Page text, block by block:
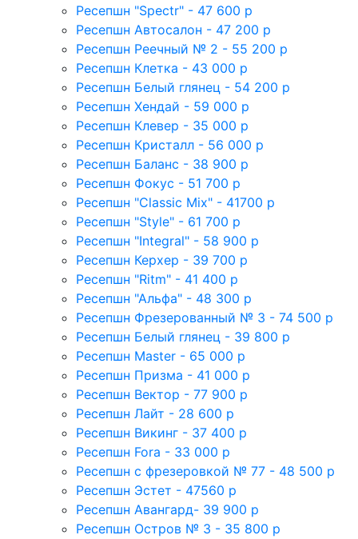
Ресепшн "Spectr" - 47 600 р
Ресепшн Автосалон - 47 200 р
Ресепшн Реечный № 2 - 55 200 р
Ресепшн Клетка - 43 000 р
Ресепшн Белый глянец - 54 200 р
Ресепшн Хендай - 59 000 р
Ресепшн Клевер - 35 000 р
Ресепшн Кристалл - 56 000 р
Ресепшн Баланс - 38 900 р
Ресепшн Фокус - 51 700 р
Ресепшн "Classic Mix" - 41700 р
Ресепшн "Style" - 61 700 р
Ресепшн "Integral" - 58 900 р
Ресепшн Керхер - 39 700 р
Ресепшн "Ritm" - 41 400 р
Ресепшн "Альфа" - 48 300 р
Ресепшн Фрезерованный № 3 - 74 500 р
Ресепшн Белый глянец - 39 800 р
Ресепшн Master - 65 000 р
Ресепшн Призма - 41 000 р
Ресепшн Вектор - 77 900 р
Ресепшн Лайт - 28 600 р
Ресепшн Викинг - 37 400 р
Ресепшн Fora - 33 000 р
Ресепшн с фрезеровкой № 77 - 48 500 р
Ресепшн Эстет - 47560 р
Ресепшн Авангард- 39 900 р
Ресепшн Остров № 3 - 35 800 р